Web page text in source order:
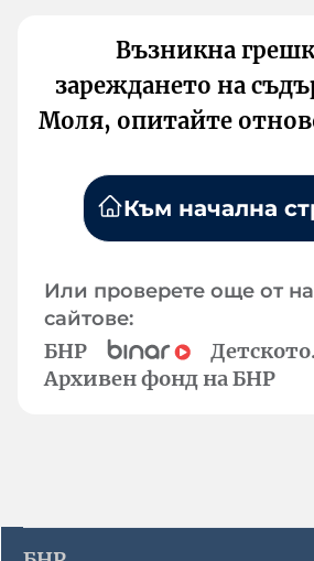
Възникна
зареждането на
Моля, опитайте
Към начална
Или проверете още от
сайтове:
БНР
Архивен фонд на БНР